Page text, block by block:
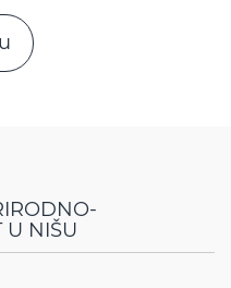
U NIŠU